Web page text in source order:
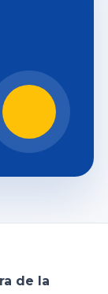
de la